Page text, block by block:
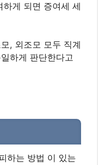
게 되면 증여세 세
, 외조모 모두 직계
하게 판단한다고
하는 방법 이 있는